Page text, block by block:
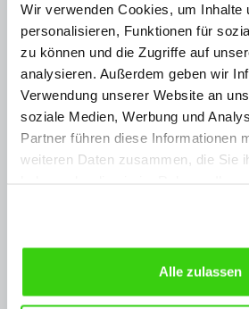
Wir verwenden Cookies, um Inhalte
personalisieren, Funktionen für
zu können und die Zugriffe auf
analysieren. Außerdem geben wir
Verwendung unserer Website an
soziale Medien, Werbung und
Partner führen diese Informationen
weiteren Daten zusammen, die Sie
Alle zulassen